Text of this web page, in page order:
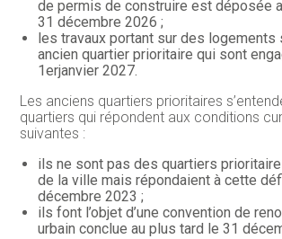
de permis de construire est déposée
31 décembre 2026 ;
les travaux portant sur des logements
ancien quartier prioritaire qui sont
1erjanvier 2027.
Les anciens quartiers prioritaires
quartiers qui répondent aux conditions
suivantes :
ils ne sont pas des quartiers
de la ville mais répondaient à cette
décembre 2023 ;
ils font l’objet d’une convention de
urbain conclue au plus tard le 31